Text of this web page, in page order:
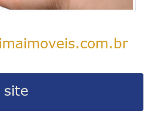
site